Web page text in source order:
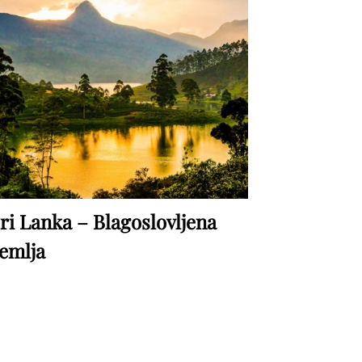
Lanka – Blagoslovljena